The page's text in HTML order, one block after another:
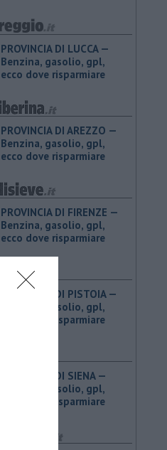
PROVINCIA DI LUCCA — ​
Benzina, gasolio, gpl,
ecco dove risparmiare
PROVINCIA DI AREZZO — ​
Benzina, gasolio, gpl,
ecco dove risparmiare
PROVINCIA DI FIRENZE — ​
Benzina, gasolio, gpl,
ecco dove risparmiare
PROVINCIA DI PISTOIA — ​
Benzina, gasolio, gpl,
ecco dove risparmiare
PROVINCIA DI SIENA — ​
Benzina, gasolio, gpl,
ecco dove risparmiare